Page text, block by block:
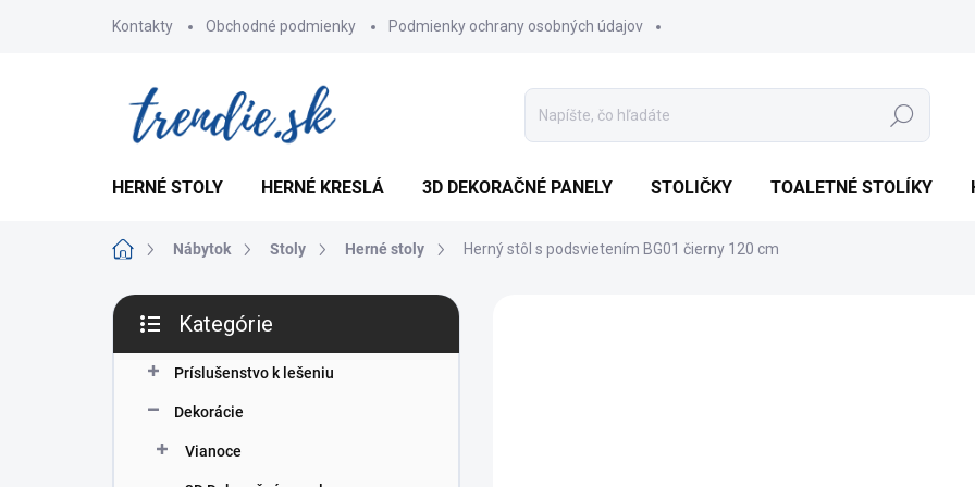
Kontakty Obchodné podmienky Podmienky ochrany osobných údajov
Hľadať
HERNÉ STOLY HERNÉ KRESLÁ 3D DEKORAČNÉ PANELY STOLIČKY TOALETNÉ STOLÍKY
DomovNábytok Stoly Herné stoly Herný stôl s podsvietením BG01 čierny 120 cm
B
č
kategórie
Kategórie
Príslušenstvo k lešeniu
Dekorácie
Vianoce